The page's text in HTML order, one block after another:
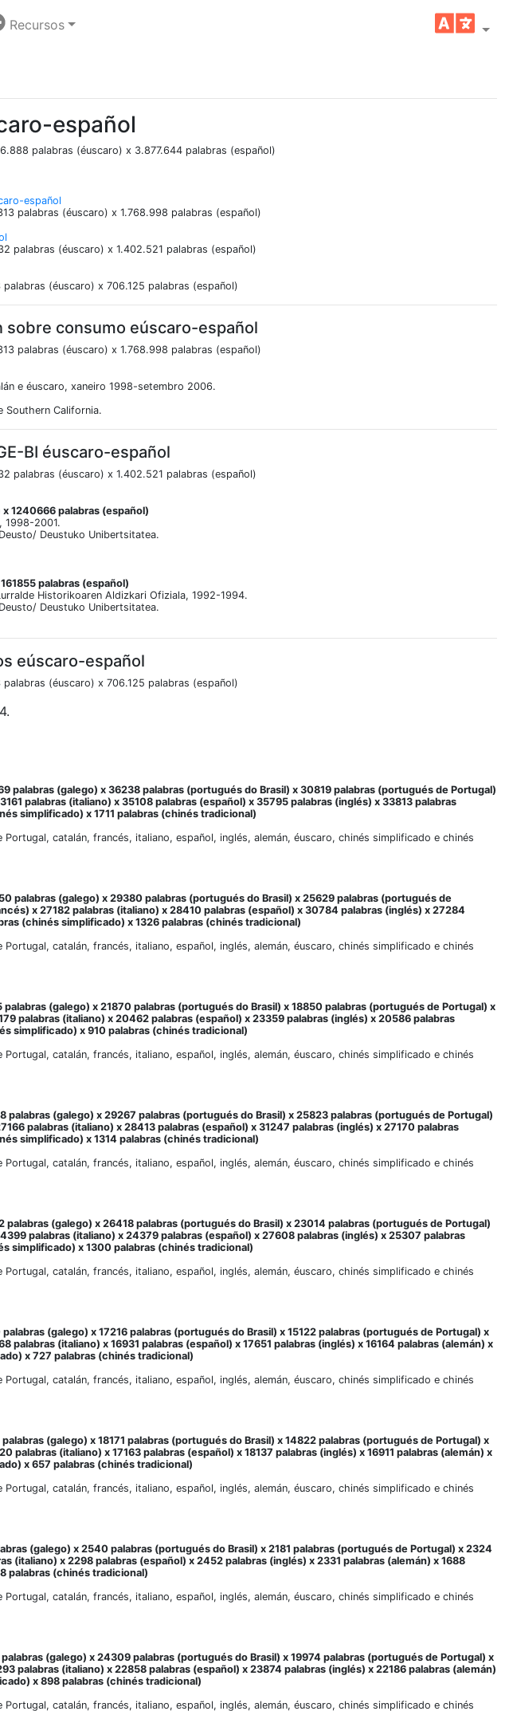
Recursos
español
palabras (éuscaro) x 3.877.644 palabras (español)
español
palabras (éuscaro) x 1.768.998 palabras (español)
palabras (éuscaro) x 1.402.521 palabras (español)
(éuscaro) x 706.125 palabras (español)
sobre consumo eúscaro-español
palabras (éuscaro) x 1.768.998 palabras (español)
e éuscaro, xaneiro 1998-setembro 2006.
Southern California.
BI éuscaro-español
palabras (éuscaro) x 1.402.521 palabras (español)
1240666 palabras (español)
1998-2001.
Deustuko Unibertsitatea.
palabras (español)
Historikoaren Aldizkari Ofiziala, 1992-1994.
Deustuko Unibertsitatea.
eúscaro-español
(éuscaro) x 706.125 palabras (español)
palabras (galego) x 36238 palabras (portugués do Brasil) x 30819 palabras (portugués de Portugal)
palabras (italiano) x 35108 palabras (español) x 35795 palabras (inglés) x 33813 palabras
simplificado) x 1711 palabras (chinés tradicional)
catalán, francés, italiano, español, inglés, alemán, éuscaro, chinés simplificado e chinés
palabras (galego) x 29380 palabras (portugués do Brasil) x 25629 palabras (portugués de
x 27182 palabras (italiano) x 28410 palabras (español) x 30784 palabras (inglés) x 27284
(chinés simplificado) x 1326 palabras (chinés tradicional)
catalán, francés, italiano, español, inglés, alemán, éuscaro, chinés simplificado e chinés
(galego) x 21870 palabras (portugués do Brasil) x 18850 palabras (portugués de Portugal) x
palabras (italiano) x 20462 palabras (español) x 23359 palabras (inglés) x 20586 palabras
simplificado) x 910 palabras (chinés tradicional)
catalán, francés, italiano, español, inglés, alemán, éuscaro, chinés simplificado e chinés
palabras (galego) x 29267 palabras (portugués do Brasil) x 25823 palabras (portugués de Portugal)
palabras (italiano) x 28413 palabras (español) x 31247 palabras (inglés) x 27170 palabras
simplificado) x 1314 palabras (chinés tradicional)
catalán, francés, italiano, español, inglés, alemán, éuscaro, chinés simplificado e chinés
(galego) x 26418 palabras (portugués do Brasil) x 23014 palabras (portugués de Portugal)
palabras (italiano) x 24379 palabras (español) x 27608 palabras (inglés) x 25307 palabras
simplificado) x 1300 palabras (chinés tradicional)
catalán, francés, italiano, español, inglés, alemán, éuscaro, chinés simplificado e chinés
(galego) x 17216 palabras (portugués do Brasil) x 15122 palabras (portugués de Portugal) x
palabras (italiano) x 16931 palabras (español) x 17651 palabras (inglés) x 16164 palabras (alemán) x
x 727 palabras (chinés tradicional)
catalán, francés, italiano, español, inglés, alemán, éuscaro, chinés simplificado e chinés
(galego) x 18171 palabras (portugués do Brasil) x 14822 palabras (portugués de Portugal) x
palabras (italiano) x 17163 palabras (español) x 18137 palabras (inglés) x 16911 palabras (alemán) x
x 657 palabras (chinés tradicional)
catalán, francés, italiano, español, inglés, alemán, éuscaro, chinés simplificado e chinés
(galego) x 2540 palabras (portugués do Brasil) x 2181 palabras (portugués de Portugal) x 2324
(italiano) x 2298 palabras (español) x 2452 palabras (inglés) x 2331 palabras (alemán) x 1688
palabras (chinés tradicional)
catalán, francés, italiano, español, inglés, alemán, éuscaro, chinés simplificado e chinés
(galego) x 24309 palabras (portugués do Brasil) x 19974 palabras (portugués de Portugal) x
palabras (italiano) x 22858 palabras (español) x 23874 palabras (inglés) x 22186 palabras (alemán)
x 898 palabras (chinés tradicional)
catalán, francés, italiano, español, inglés, alemán, éuscaro, chinés simplificado e chinés